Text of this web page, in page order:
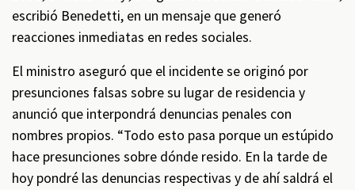
escribió Benedetti, en un mensaje que generó
reacciones inmediatas en redes sociales.
El ministro aseguró que el incidente se originó por
presunciones falsas sobre su lugar de residencia y
anunció que interpondrá denuncias penales con
nombres propios. “Todo esto pasa porque un estúpido
hace presunciones sobre dónde resido. En la tarde de
hoy pondré las denuncias respectivas y de ahí saldrá el